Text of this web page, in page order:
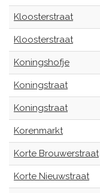
Kloosterstraat
Kloosterstraat
Koningshofje
Koningstraat
Koningstraat
Korenmarkt
Korte Brouwerstraat
Korte Nieuwstraat